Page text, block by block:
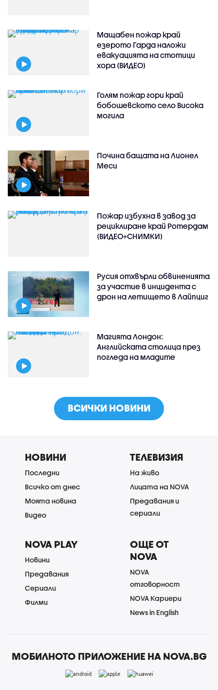
Мащабен пожар край
езерото Гарда наложи
евакуацията на стотици
хора (ВИДЕО)
Голям пожар гори край
бобошевското село Висока
могила
Почина бащата на Лионел
Меси
Пожар избухна в завод за
рециклиране край Ротердам
(ВИДЕО+СНИМКИ)
Русия отхвърли обвиненията
за участие в инцидента с
дрон на летището в Лайпциг
Магията Лондон:
Английската столица през
погледа на младите
ВСИЧКИ НОВИНИ
НОВИНИ
Последни
Всичко от днес
Моята новина
Видео
ТЕЛЕВИЗИЯ
На живо
Лицата на NOVA
Предавания и
сериали
NOVA PLAY
Новини
Предавания
Сериали
Филми
ОЩЕ ОТ
NOVA
NOVA
отговорност
NOVA Кариери
News in English
МОБИЛНОТО ПРИЛОЖЕНИЕ НА NOVA.BG